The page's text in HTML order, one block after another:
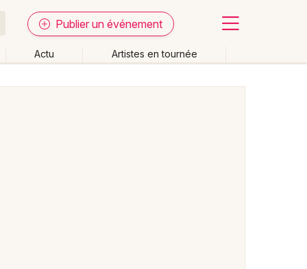
Publier un événement
Actu Artistes en tournée